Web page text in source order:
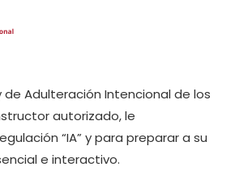
Adulteración Intencional de los
autorizado, le
“IA” y para preparar a su
e interactivo.